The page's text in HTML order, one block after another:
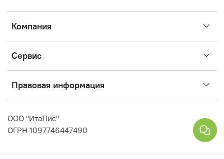
Компания
Сервис
Правовая информация
ООО "ИтаЛис"
ОГРН 1097746447490